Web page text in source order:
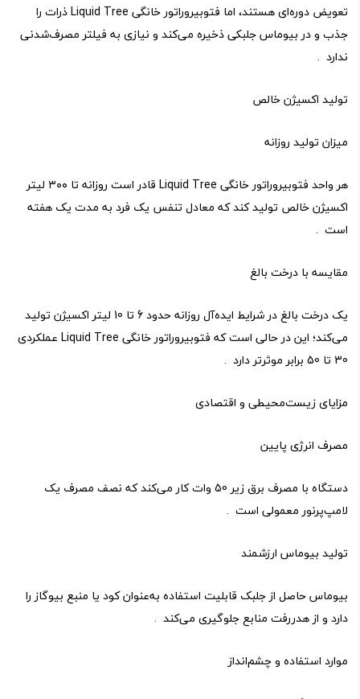
تعویض دوره‌ای هستند، اما فتو‌بیروراتور خانگی Liquid Tree ذرات را
جذب و در بیوماس جلبکی ذخیره می‌کند و نیازی به فیلتر مصرف‌شدنی
ندارد .
تولید اکسیژن خالص
میزان تولید روزانه
هر واحد فتو‌بیروراتور خانگی Liquid Tree قادر است روزانه تا ۳۰۰ لیتر
اکسیژن خالص تولید کند که معادل تنفس یک فرد به مدت یک هفته
است .
مقایسه با درخت بالغ
یک درخت بالغ در شرایط ایده‌آل روزانه حدود 6 تا 10 لیتر اکسیژن تولید
می‌کند؛ این در حالی است که فتو‌بیروراتور خانگی Liquid Tree عملکردی
30 تا 50 برابر موثرتر دارد .
مزایای زیست‌محیطی و اقتصادی
مصرف انرژی پایین
دستگاه با مصرف برق زیر 50 وات کار می‌کند که نصف مصرف یک
لامپ‌پرنور معمولی است .
تولید بیوماس ارزشمند
بیوماس حاصل از جلبک قابلیت استفاده به‌عنوان کود یا منبع بیوگاز را
دارد و از هدررفت منابع جلوگیری می‌کند .
موارد استفاده و چشم‌انداز